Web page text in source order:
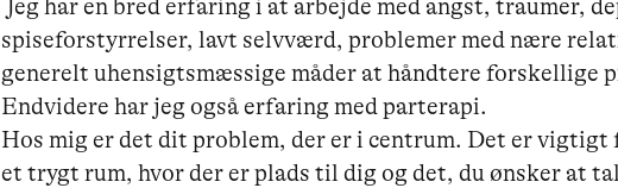
spiseforstyrrelser, lavt selvværd, problemer med nære
generelt uhensigtsmæssige måder at håndtere forskellige
Endvidere har jeg også erfaring med parterapi.
Hos mig er det dit problem, der er i centrum. Det er vigtigt
et trygt rum, hvor der er plads til dig og det, du ønsker at